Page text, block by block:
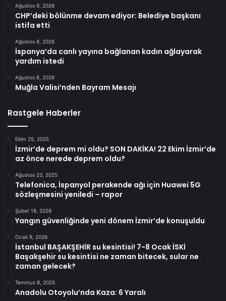
Ağustos 9, 2026
CHP’deki bölünme devam ediyor: Belediye başkanı
istifa etti
Ağustos 8, 2026
İspanya’da canlı yayına bağlanan kadın ağlayarak
yardım istedi
Ağustos 8, 2026
Muğla Valisi’nden Bayram Mesajı
Rastgele Haberler
Ekim 25, 2025
İzmir’de deprem mi oldu? SON DAKİKA! 22 Ekim İzmir’de
az önce nerede deprem oldu?
Ağustos 23, 2025
Telefonica, İspanyol perakende ağı için Huawei 5G
sözleşmesini yeniledi – rapor
Şubat 18, 2026
Yangın güvenliğinde yeni dönem İzmir’de konuşuldu
Ocak 9, 2026
İstanbul BAŞAKŞEHİR su kesintisi! 7-8 Ocak İSKİ
Başakşehir su kesintisi ne zaman bitecek, sular ne
zaman gelecek?
Temmuz 8, 2025
Anadolu Otoyolu’nda Kaza: 6 Yaralı